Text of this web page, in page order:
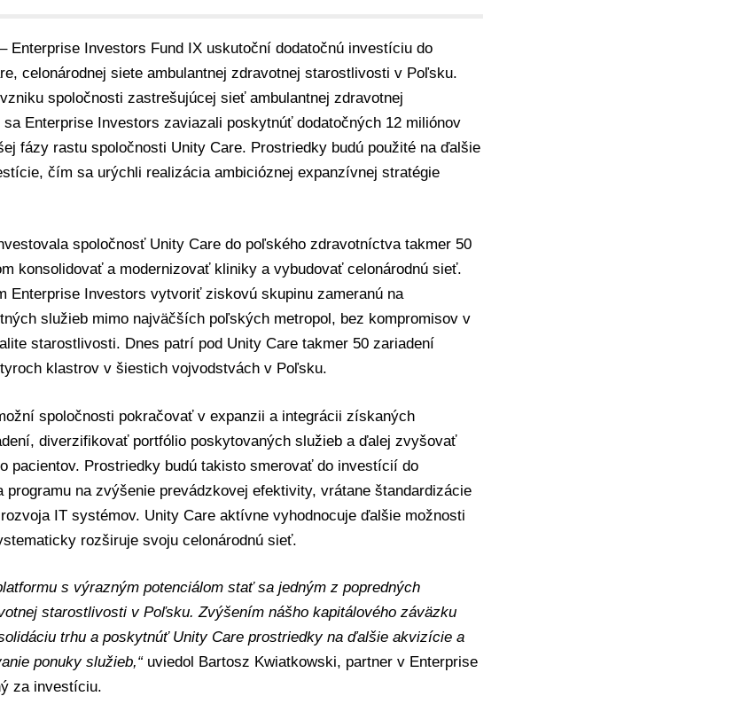
Enterprise Investors Fund IX uskutoční dodatočnú investíciu do
celonárodnej siete ambulantnej zdravotnej starostlivosti v Poľsku.
spoločnosti zastrešujúcej sieť ambulantnej zdravotnej
sa Enterprise Investors zaviazali poskytnúť dodatočných 12 miliónov
fázy rastu spoločnosti Unity Care. Prostriedky budú použité na ďalšie
čím sa urýchli realizácia ambicióznej expanzívnej stratégie
spoločnosť Unity Care do poľského zdravotníctva takmer 50
konsolidovať a modernizovať kliniky a vybudovať celonárodnú sieť.
Enterprise Investors vytvoriť ziskovú skupinu zameranú na
služieb mimo najväčších poľských metropol, bez kompromisov v
starostlivosti. Dnes patrí pod Unity Care takmer 50 zariadení
klastrov v šiestich vojvodstvách v Poľsku.
spoločnosti pokračovať v expanzii a integrácii získaných
diverzifikovať portfólio poskytovaných služieb a ďalej zvyšovať
pacientov. Prostriedky budú takisto smerovať do investícií do
na zvýšenie prevádzkovej efektivity, vrátane štandardizácie
IT systémov. Unity Care aktívne vyhodnocuje ďalšie možnosti
rozširuje svoju celonárodnú sieť.
s výrazným potenciálom stať sa jedným z popredných
starostlivosti v Poľsku. Zvýšením nášho kapitálového záväzku
trhu a poskytnúť Unity Care prostriedky na ďalšie akvizície a
ponuky služieb,“uviedol Bartosz Kwiatkowski, partner v Enterprise
za investíciu.